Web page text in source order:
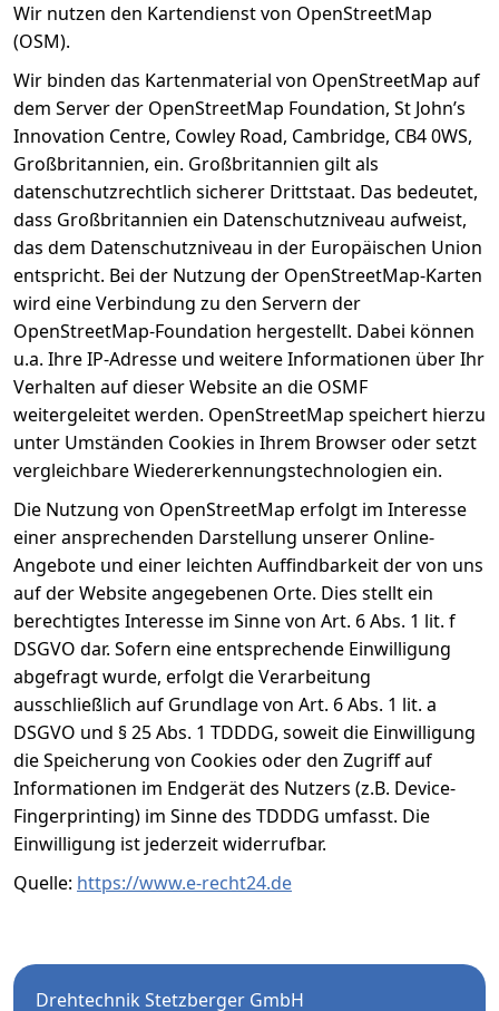
Wir nutzen den Kartendienst von OpenStreetMap
(OSM).
Wir binden das Kartenmaterial von OpenStreetMap auf
dem Server der OpenStreetMap Foundation, St John’s
Innovation Centre, Cowley Road, Cambridge, CB4 0WS,
Großbritannien, ein. Großbritannien gilt als
datenschutzrechtlich sicherer Drittstaat. Das bedeutet,
dass Großbritannien ein Datenschutzniveau aufweist,
das dem Datenschutzniveau in der Europäischen Union
entspricht. Bei der Nutzung der OpenStreetMap-Karten
wird eine Verbindung zu den Servern der
OpenStreetMap-Foundation hergestellt. Dabei können
u.a. Ihre IP-Adresse und weitere Informationen über Ihr
Verhalten auf dieser Website an die OSMF
weitergeleitet werden. OpenStreetMap speichert hierzu
unter Umständen Cookies in Ihrem Browser oder setzt
vergleichbare Wiedererkennungstechnologien ein.
Die Nutzung von OpenStreetMap erfolgt im Interesse
einer ansprechenden Darstellung unserer Online-
Angebote und einer leichten Auffindbarkeit der von uns
auf der Website angegebenen Orte. Dies stellt ein
berechtigtes Interesse im Sinne von Art. 6 Abs. 1 lit. f
DSGVO dar. Sofern eine entsprechende Einwilligung
abgefragt wurde, erfolgt die Verarbeitung
ausschließlich auf Grundlage von Art. 6 Abs. 1 lit. a
DSGVO und § 25 Abs. 1 TDDDG, soweit die Einwilligung
die Speicherung von Cookies oder den Zugriff auf
Informationen im Endgerät des Nutzers (z.B. Device-
Fingerprinting) im Sinne des TDDDG umfasst. Die
Einwilligung ist jederzeit widerrufbar.
Quelle: https://www.e-recht24.de
Drehtechnik Stetzberger GmbH